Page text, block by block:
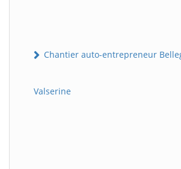
Chantier auto-entrepreneur
Valserine